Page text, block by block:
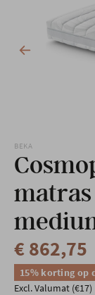
BEKA
€ 862,75
15% korting op
Excl. Valumat (€17)